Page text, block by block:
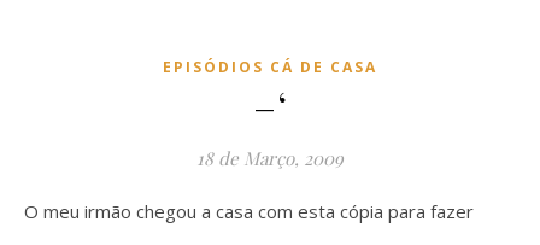
EPISÓDIOS CÁ DE CASA
–‘
18 de Março, 2009
O meu irmão chegou a casa com esta cópia para fazer